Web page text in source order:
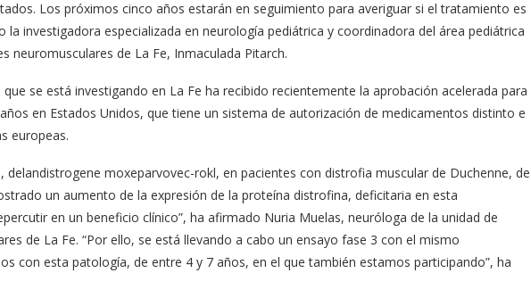
Los próximos cinco años estarán en seguimiento para averiguar si el tratamiento es
la investigadora especializada en neurología pediátrica y coordinadora del área pediátrica
neuromusculares de La Fe, Inmaculada Pitarch.
se está investigando en La Fe ha recibido recientemente la aprobación acelerada para
en Estados Unidos, que tiene un sistema de autorización de medicamentos distinto e
europeas.
delandistrogene moxeparvovec-rokl, en pacientes con distrofia muscular de Duchenne, de
un aumento de la expresión de la proteína distrofina, deficitaria en esta
en un beneficio clínico”, ha afirmado Nuria Muelas, neuróloga de la unidad de
de La Fe. “Por ello, se está llevando a cabo un ensayo fase 3 con el mismo
con esta patología, de entre 4 y 7 años, en el que también estamos participando”, ha